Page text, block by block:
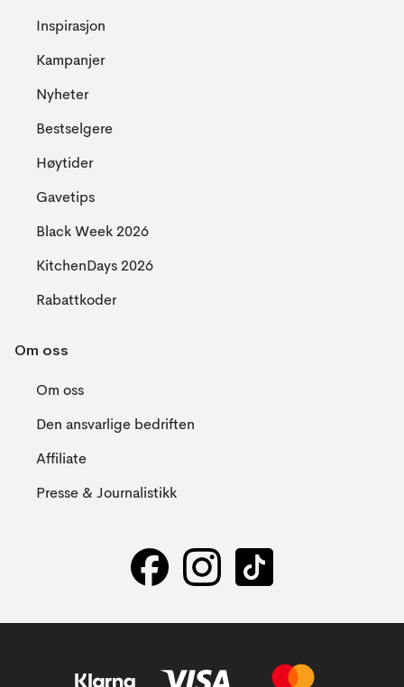
Inspirasjon
Kampanjer
Nyheter
Bestselgere
Høytider
Gavetips
Black Week 2026
KitchenDays 2026
Rabattkoder
Om oss
Om oss
Den ansvarlige bedriften
Affiliate
Presse & Journalistikk